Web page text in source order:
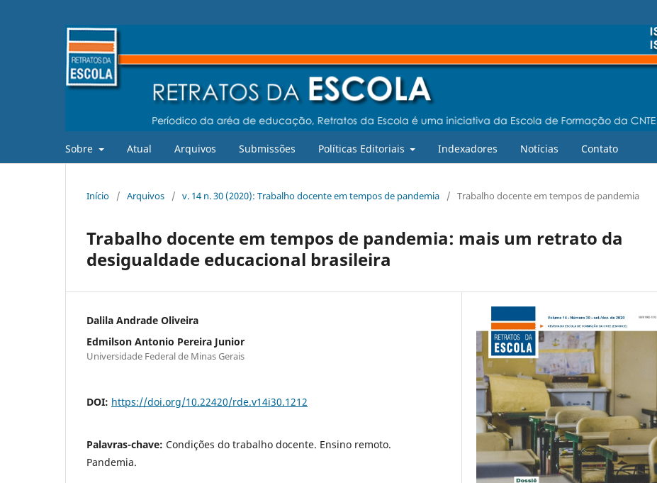
Sobre Atual Arquivos Submissões Políticas Editoriais Indexadores Notícias Contato
Início / Arquivos / v. 14 n. 30 (2020): Trabalho docente em tempos de pandemia / Trabalho docente em tempos de pandemia
Trabalho docente em tempos de pandemia: mais um retrato da
desigualdade educacional brasileira
Dalila Andrade Oliveira
Edmilson Antonio Pereira Junior
Universidade Federal de Minas Gerais
DOI: https://doi.org/10.22420/rde.v14i30.1212
Palavras-chave: Condições do trabalho docente. Ensino remoto.
Pandemia.